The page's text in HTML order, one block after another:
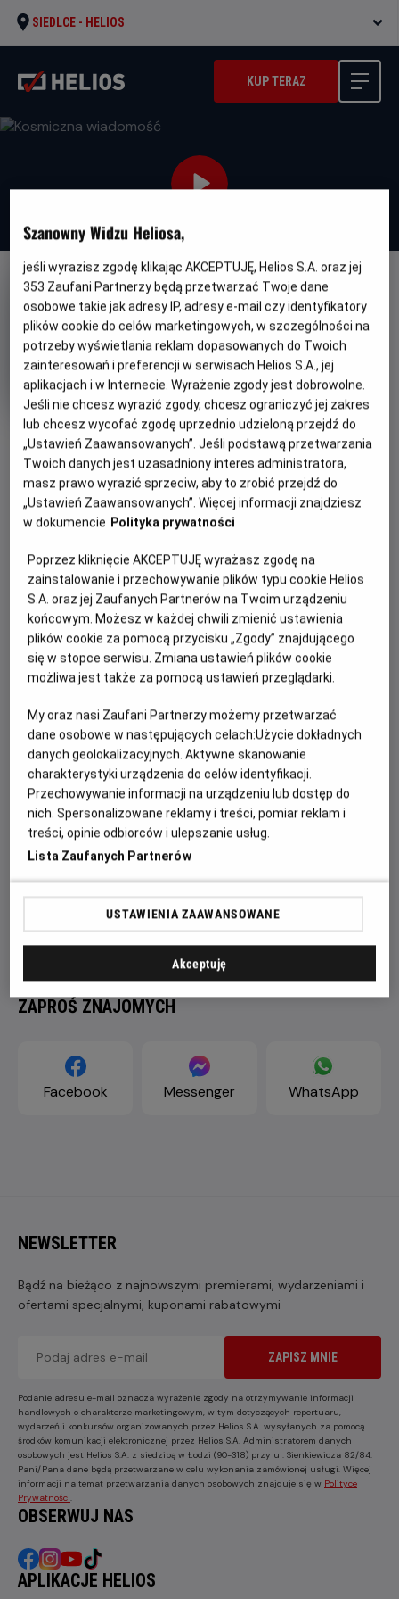
SIEDLCE - HELIOS
KUP TERAZ
DUBBING
OBSERWUJ
Kosmiczna wiadomość
Gatunek
Fantasy / Przygodowy / Familijny
Minimalny
Od 8
lat
Czas
trwania
103 min
Kraj
i
rok
produkcji
Niemcy
PREMIERA
13 grudnia 2024
Felix Binder Marc Meyer
OBSADA
Ava-Elizabeth Awe, Felix Nolle, Ronald Zehrfeld
WIĘCEJ SZCZEGÓŁÓW
OPIS FILMU
11 letni przyjaciele, Annabelle i Dino, są przekonani, że
otrzymali sygnały z kosmosu. Nikt im jednak nie wierzy.
Podczas wizyty w porcie kosmicznym ESA chowają się w
jednej z rakiet, która zostaje wysłana w przestrzeń
kosmiczną. Rozpoczynają swoją misję, której celem jest
piersiach przygoda...
ZAPROŚ ZNAJOMYCH
Facebook Messenger WhatsApp
NEWSLETTER
Bądź na bieżąco z najnowszymi premierami, wydarzeniami i
ofertami specjalnymi, kuponami rabatowymi
ZAPISZ MNIE
Podanie adresu e-mail oznacza wyrażenie zgody na otrzymywanie informacji
handlowych o charakterze marketingowym, w tym dotyczących repertuaru,
wydarzeń i konkursów organizowanych przez Helios S.A. wysyłanych za pomocą
środków komunikacji elektronicznej przez Helios S.A. Administratorem danych
osobowych jest Helios S.A. z siedzibą w Łodzi (90-318) przy ul. Sienkiewicza 82/84.
Pani/Pana dane będą przetwarzane w celu wykonania zamówionej usługi. Więcej
informacji na temat przetwarzania danych osobowych znajduje się w Polityce
Prywatności
OBSERWUJ NAS
APLIKACJE HELIOS
Szanowny Widzu Heliosa,
jeśli wyrazisz zgodę klikając AKCEPTUJĘ, Helios S.A. oraz jej
353 Zaufani Partnerzy będą przetwarzać Twoje dane
osobowe takie jak adresy IP, adresy e-mail czy identyfikatory
plików cookie do celów marketingowych, w szczególności na
potrzeby wyświetlania reklam dopasowanych do Twoich
zainteresowań i preferencji w serwisach Helios S.A., jej
aplikacjach i w Internecie. Wyrażenie zgody jest dobrowolne.
Jeśli nie chcesz wyrazić zgody, chcesz ograniczyć jej zakres
lub chcesz wycofać zgodę uprzednio udzieloną przejdź do
„Ustawień Zaawansowanych”. Jeśli podstawą przetwarzania
Twoich danych jest uzasadniony interes administratora,
masz prawo wyrazić sprzeciw, aby to zrobić przejdź do
„Ustawień Zaawansowanych”. Więcej informacji znajdziesz
w dokumencie Polityka prywatności
Poprzez kliknięcie AKCEPTUJĘ wyrażasz zgodę na
zainstalowanie i przechowywanie plików typu cookie Helios
S.A. oraz jej Zaufanych Partnerów na Twoim urządzeniu
końcowym. Możesz w każdej chwili zmienić ustawienia
plików cookie za pomocą przycisku „Zgody” znajdującego
się w stopce serwisu. Zmiana ustawień plików cookie
możliwa jest także za pomocą ustawień przeglądarki.
My oraz nasi Zaufani Partnerzy możemy przetwarzać
dane osobowe w następujących celach:Użycie dokładnych
danych geolokalizacyjnych. Aktywne skanowanie
charakterystyki urządzenia do celów identyfikacji.
Przechowywanie informacji na urządzeniu lub dostęp do
nich. Spersonalizowane reklamy i treści, pomiar reklam i
treści, opinie odbiorców i ulepszanie usług.
Lista Zaufanych Partnerów
USTAWIENIA ZAAWANSOWANE
Akceptuję